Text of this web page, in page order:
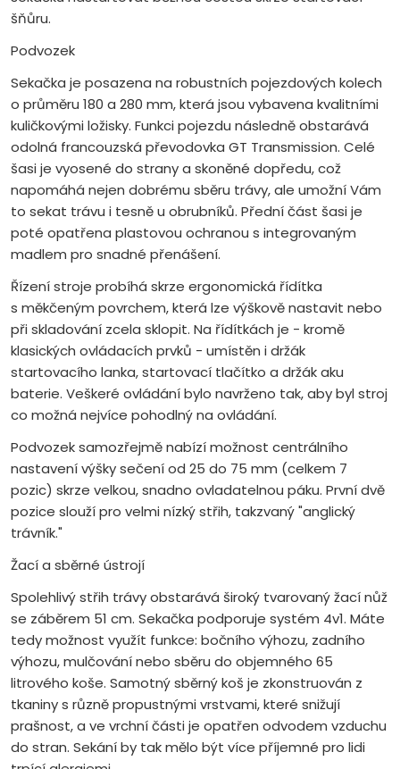
šňůru.
Podvozek
Sekačka je posazena na robustních pojezdových kolech
o průměru 180 a 280 mm, která jsou vybavena kvalitními
kuličkovými ložisky. Funkci pojezdu následně obstarává
odolná francouzská převodovka GT Transmission. Celé
šasi je vyosené do strany a skoněné dopředu, což
napomáhá nejen dobrému sběru trávy, ale umožní Vám
to sekat trávu i tesně u obrubníků. Přední část šasi je
poté opatřena plastovou ochranou s integrovaným
madlem pro snadné přenášení.
Řízení stroje probíhá skrze ergonomická řídítka
s měkčeným povrchem, která lze výškově nastavit nebo
při skladování zcela sklopit. Na řídítkách je - kromě
klasických ovládacích prvků - umístěn i držák
startovacího lanka, startovací tlačítko a držák aku
baterie. Veškeré ovládání bylo navrženo tak, aby byl stroj
co možná nejvíce pohodlný na ovládání.
Podvozek samozřejmě nabízí možnost centrálního
nastavení výšky sečení od 25 do 75 mm (celkem 7
pozic) skrze velkou, snadno ovladatelnou páku. První dvě
pozice slouží pro velmi nízký střih, takzvaný "anglický
trávník."
Žací a sběrné ústrojí
Spolehlivý střih trávy obstarává široký tvarovaný žací nůž
se záběrem 51 cm. Sekačka podporuje systém 4v1. Máte
tedy možnost využít funkce: bočního výhozu, zadního
výhozu, mulčování nebo sběru do objemného 65
litrového koše. Samotný sběrný koš je zkonstruován z
tkaniny s různě propustnými vrstvami, které snižují
prašnost, a ve vrchní části je opatřen odvodem vzduchu
do stran. Sekání by tak mělo být více příjemné pro lidi